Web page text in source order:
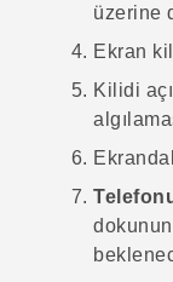
üzerine
Ekran
Kilidi